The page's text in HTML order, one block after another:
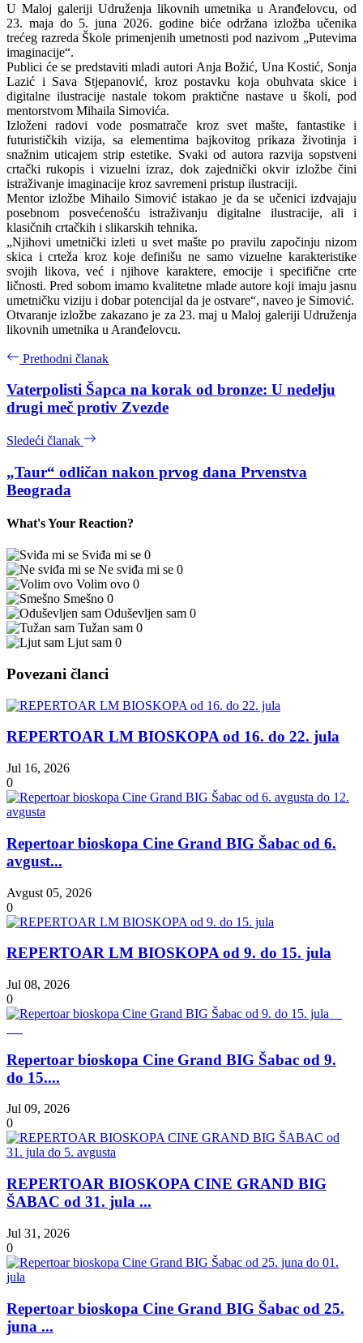
U Maloj galeriji Udruženja likovnih umetnika u Aranđelovcu, od
23. maja do 5. juna 2026. godine biće održana izložba učenika
trećeg razreda Škole primenjenih umetnosti pod nazivom „Putevima
imaginacije“.
Publici će se predstaviti mladi autori Anja Božić, Una Kostić, Sonja
Lazić i Sava Stjepanović, kroz postavku koja obuhvata skice i
digitalne ilustracije nastale tokom praktične nastave u školi, pod
mentorstvom Mihaila Simovića.
Izloženi radovi vode posmatrače kroz svet mašte, fantastike i
futurističkih vizija, sa elementima bajkovitog prikaza životinja i
snažnim uticajem strip estetike. Svaki od autora razvija sopstveni
crtački rukopis i vizuelni izraz, dok zajednički okvir izložbe čini
istraživanje imaginacije kroz savremeni pristup ilustraciji.
Mentor izložbe Mihailo Simović istakao je da se učenici izdvajaju
posebnom posvećenošću istraživanju digitalne ilustracije, ali i
klasičnih crtačkih i slikarskih tehnika.
„Njihovi umetnički izleti u svet mašte po pravilu započinju nizom
skica i crteža kroz koje definišu ne samo vizuelne karakteristike
svojih likova, već i njihove karaktere, emocije i specifične crte
ličnosti. Pred sobom imamo kvalitetne mlade autore koji imaju jasnu
umetničku viziju i dobar potencijal da je ostvare“, naveo je Simović.
Otvaranje izložbe zakazano je za 23. maj u Maloj galeriji Udruženja
likovnih umetnika u Aranđelovcu.
Prethodni članak
Vaterpolisti Šapca na korak od bronze: U nedelju
drugi meč protiv Zvezde
Sledeći članak
„Taur“ odličan nakon prvog dana Prvenstva
Beograda
What's Your Reaction?
Sviđa mi se 0
Ne sviđa mi se 0
Volim ovo 0
Smešno 0
Oduševljen sam 0
Tužan sam 0
Ljut sam 0
Povezani članci
REPERTOAR LM BIOSKOPA od 16. do 22. jula
Jul 16, 2026
0
Repertoar bioskopa Cine Grand BIG Šabac od 6.
avgust...
Avgust 05, 2026
0
REPERTOAR LM BIOSKOPA od 9. do 15. jula
Jul 08, 2026
0
Repertoar bioskopa Cine Grand BIG Šabac od 9.
do 15....
Jul 09, 2026
0
REPERTOAR BIOSKOPA CINE GRAND BIG
ŠABAC od 31. jula ...
Jul 31, 2026
0
Repertoar bioskopa Cine Grand BIG Šabac od 25.
juna ...